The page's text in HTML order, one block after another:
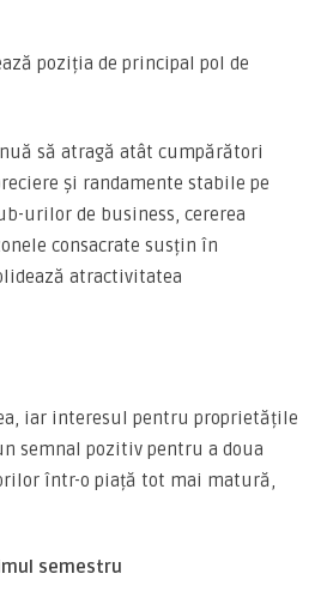
poziția de principal pol de
să atragă atât cumpărători
și randamente stabile pe
urilor de business, cererea
consacrate susțin în
atractivitatea
iar interesul pentru proprietățile
semnal pozitiv pentru a doua
într-o piață tot mai matură,
semestru